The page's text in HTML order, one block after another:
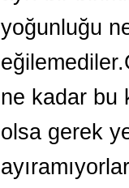
yoğunluğu
ne kadar bu
olsa gerek